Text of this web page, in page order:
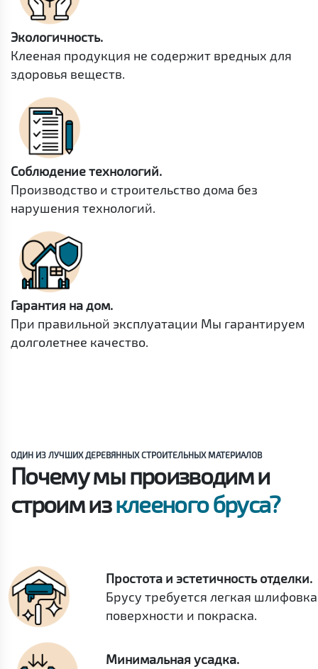
Экологичность.
Клееная продукция не содержит вредных для
здоровья веществ.
Соблюдение технологий.
Производство и строительство дома без
нарушения технологий.
Гарантия на дом.
При правильной эксплуатации Мы гарантируем
долголетнее качество.
ОДИН ИЗ ЛУЧШИХ ДЕРЕВЯННЫХ СТРОИТЕЛЬНЫХ МАТЕРИАЛОВ
Почему мы производим и
строим изклееного бруса?
Простота и эстетичность отделки.
Брусу требуется легкая шлифовка
поверхности и покраска.
Минимальная усадка.